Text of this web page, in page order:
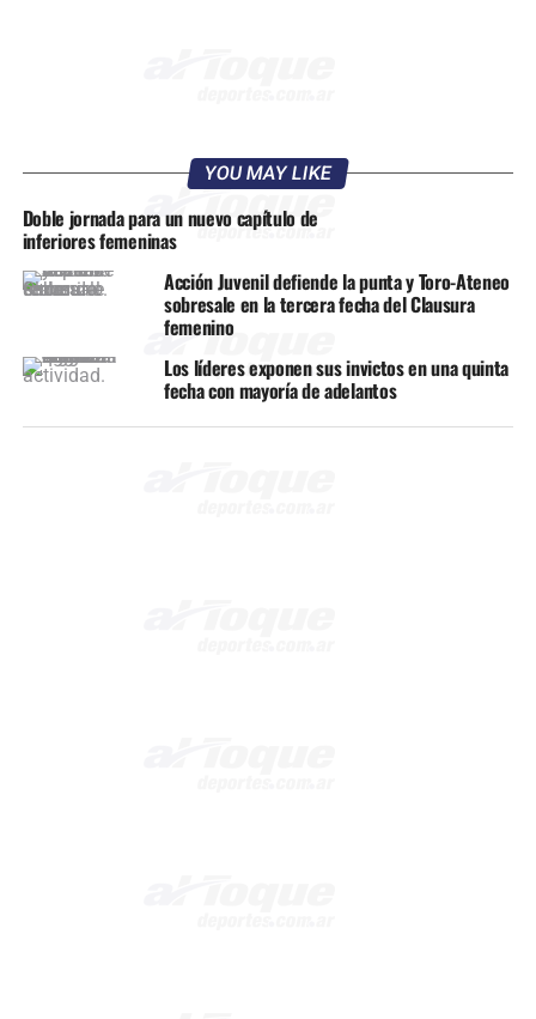
YOU MAY LIKE
Doble jornada para un nuevo capítulo de
inferiores femeninas
Acción Juvenil defiende la punta y Toro-Ateneo
sobresale en la tercera fecha del Clausura
femenino
Los líderes exponen sus invictos en una quinta
fecha con mayoría de adelantos